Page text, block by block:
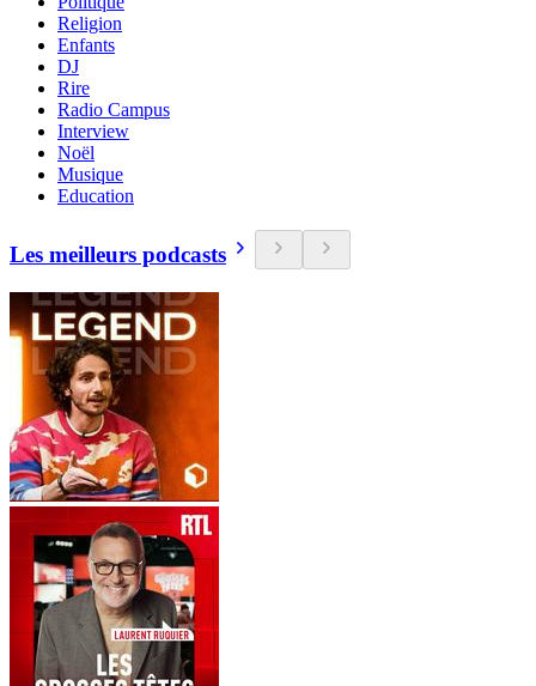
Religion
Enfants
DJ
Rire
Radio Campus
Interview
Noël
Musique
Education
Les meilleurs podcasts